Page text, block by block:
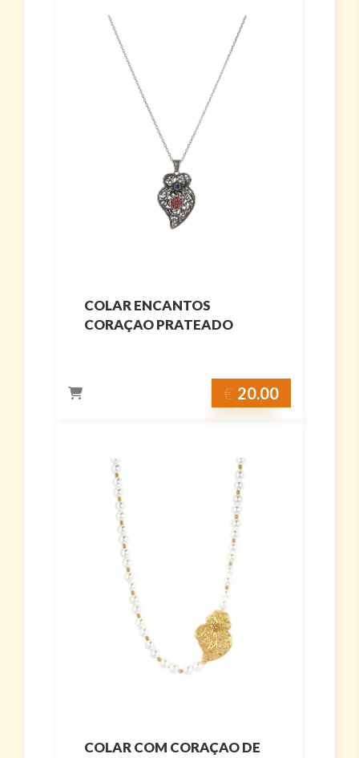
COLAR ENCANTOS
CORAÇAO PRATEADO
€ 20.00
COLAR COM CORAÇAO DE